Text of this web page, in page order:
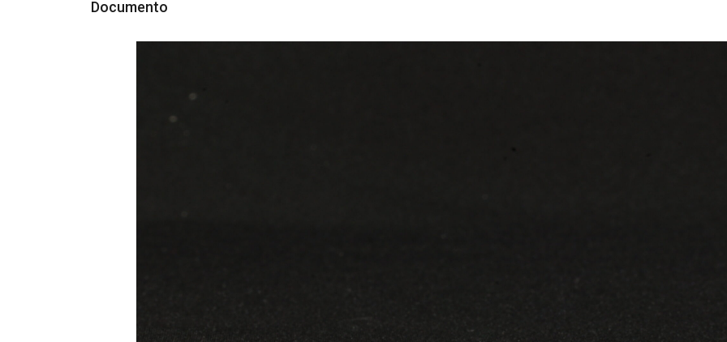
Documento